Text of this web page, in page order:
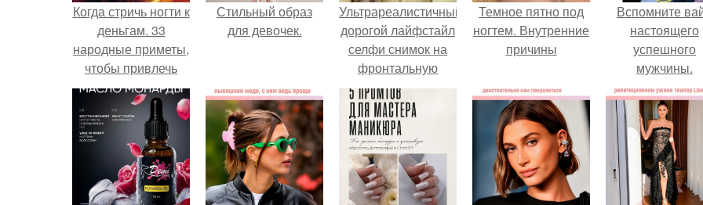
Когда стричь ногти к
деньгам. 33
народные приметы,
чтобы привлечь
деньги в дом.
Стильный образ
для девочек.
Ультрареалистичный
дорогой лайфстайл
селфи снимок на
фронтальную
камеру.
Темное пятно под
ногтем. Внутренние
причины
Вспомните
настоящего
успешного
мужчины.